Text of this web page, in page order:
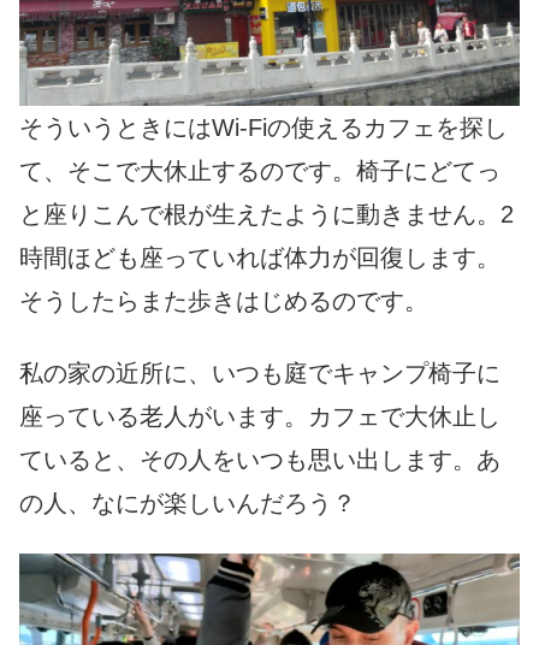
そういうときにはWi-Fiの使えるカフェを探し
て、そこで大休止するのです。椅子にどてっ
と座りこんで根が生えたように動きません。2
時間ほども座っていれば体力が回復します。
そうしたらまた歩きはじめるのです。
私の家の近所に、いつも庭でキャンプ椅子に
座っている老人がいます。カフェで大休止し
ていると、その人をいつも思い出します。あ
の人、なにが楽しいんだろう？